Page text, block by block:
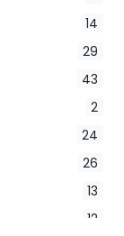
14
29
43
2
24
26
13
12